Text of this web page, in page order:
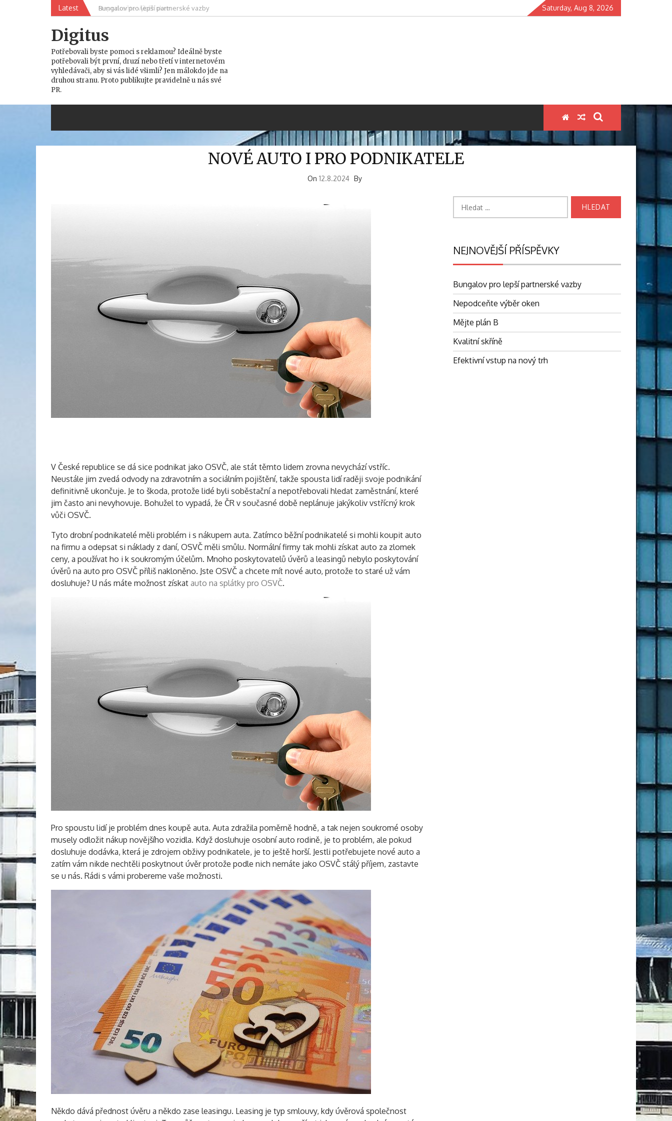
Latest Nepodceňte výběr oken Saturday, Aug 8, 2026
Digitus
Potřebovali byste pomoci s reklamou? Ideálně byste
potřebovali být první, druzí nebo třetí v internetovém
vyhledávači, aby si vás lidé všimli? Jen málokdo jde na
druhou stranu. Proto publikujte pravidelně u nás své
PR.
Vyhledávání
NOVÉ AUTO I PRO PODNIKATELE
On 12.8.2024 By
V České republice se dá sice podnikat jako OSVČ, ale stát těmto lidem zrovna nevychází vstříc.
Neustále jim zvedá odvody na zdravotním a sociálním pojištění, takže spousta lidí raději svoje podnikání
definitivně ukončuje. Je to škoda, protože lidé byli soběstační a nepotřebovali hledat zaměstnání, které
jim často ani nevyhovuje. Bohužel to vypadá, že ČR v současné době neplánuje jakýkoliv vstřícný krok
vůči OSVČ.
Tyto drobní podnikatelé měli problém i s nákupem auta. Zatímco běžní podnikatelé si mohli koupit auto
na firmu a odepsat si náklady z daní, OSVČ měli smůlu. Normální firmy tak mohli získat auto za zlomek
ceny, a používat ho i k soukromým účelům. Mnoho poskytovatelů úvěrů a leasingů nebylo poskytování
úvěrů na auto pro OSVČ příliš nakloněno. Jste OSVČ a chcete mít nové auto, protože to staré už vám
dosluhuje? U nás máte možnost získat auto na splátky pro OSVČ.
Pro spoustu lidí je problém dnes koupě auta. Auta zdražila poměrně hodně, a tak nejen soukromé osoby
musely odložit nákup novějšího vozidla. Když dosluhuje osobní auto rodině, je to problém, ale pokud
dosluhuje dodávka, která je zdrojem obživy podnikatele, je to ještě horší. Jestli potřebujete nové auto a
zatím vám nikde nechtěli poskytnout úvěr protože podle nich nemáte jako OSVČ stálý příjem, zastavte
se u nás. Rádi s vámi probereme vaše možnosti.
Někdo dává přednost úvěru a někdo zase leasingu. Leasing je typ smlouvy, kdy úvěrová společnost
NEJNOVĚJŠÍ PŘÍSPĚVKY
Bungalov pro lepší partnerské vazby
Nepodceňte výběr oken
Mějte plán B
Kvalitní skříně
Efektivní vstup na nový trh